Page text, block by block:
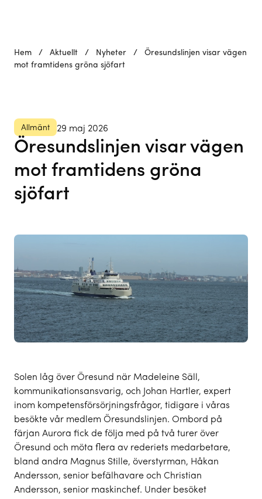
Hem / Aktuellt / Nyheter /
Öresundslinjen visar vägen
mot framtidens gröna sjöfart
Allmänt 29 maj 2026
Öresundslinjen visar vägen
mot framtidens gröna
sjöfart
Solen låg över Öresund när Madeleine Säll,
kommunikationsansvarig, och Johan Hartler, expert
inom kompetensförsörjningsfrågor, tidigare i våras
besökte vår medlem Öresundslinjen. Ombord på
färjan Aurora fick de följa med på två turer över
Öresund och möta flera av rederiets medarbetare,
bland andra Magnus Stille, överstyrman, Håkan
Andersson, senior befälhavare och Christian
Andersson, senior maskinchef. Under besöket